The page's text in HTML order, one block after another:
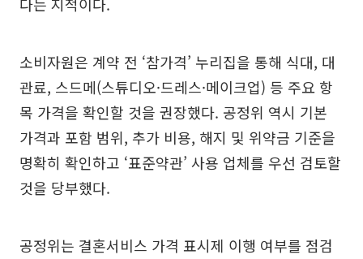
소비자원은 계약 전 ‘참가격’ 누리집을 통해 식대, 대
관료, 스드메(스튜디오·드레스·메이크업) 등 주요 항
목 가격을 확인할 것을 권장했다. 공정위 역시 기본
가격과 포함 범위, 추가 비용, 해지 및 위약금 기준을
명확히 확인하고 ‘표준약관’ 사용 업체를 우선 검토할
것을 당부했다.
공정위는 결혼서비스 가격 표시제 이행 여부를 점검